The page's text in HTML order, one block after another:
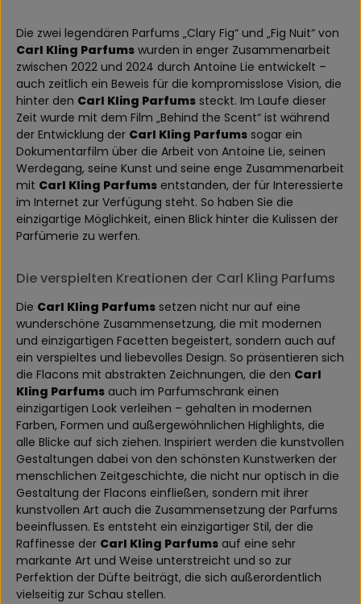
Die zwei legendären Parfums „Clary Fig“ und „Fig Nuit“ von
Carl Kling Parfums wurden in enger Zusammenarbeit
zwischen 2022 und 2024 durch Antoine Lie entwickelt –
auch zeitlich ein Beweis für die kompromisslose Vision, die
hinter den Carl Kling Parfums steckt. Im Laufe dieser
Zeit wurde mit dem Film „Behind the Scent“ ist während
der Entwicklung der Carl Kling Parfums sogar ein
Dokumentarfilm über die Arbeit von Antoine Lie, seinen
Werdegang, seine Kunst und seine enge Zusammenarbeit
mit Carl Kling Parfums entstanden, der für Interessierte
im Internet zur Verfügung steht. So haben Sie die
einzigartige Möglichkeit, einen Blick hinter die Kulissen der
Parfümerie zu werfen.
Die verspielten Kreationen der Carl Kling Parfums
Die Carl Kling Parfums setzen nicht nur auf eine
wunderschöne Zusammensetzung, die mit modernen
und einzigartigen Facetten begeistert, sondern auch auf
ein verspieltes und liebevolles Design. So präsentieren sich
die Flacons mit abstrakten Zeichnungen, die den Carl
Kling Parfums auch im Parfumschrank einen
einzigartigen Look verleihen – gehalten in modernen
Farben, Formen und außergewöhnlichen Highlights, die
alle Blicke auf sich ziehen. Inspiriert werden die kunstvollen
Gestaltungen dabei von den schönsten Kunstwerken der
menschlichen Zeitgeschichte, die nicht nur optisch in die
Gestaltung der Flacons einfließen, sondern mit ihrer
kunstvollen Art auch die Zusammensetzung der Parfums
beeinflussen. Es entsteht ein einzigartiger Stil, der die
Raffinesse der Carl Kling Parfums auf eine sehr
markante Art und Weise unterstreicht und so zur
Perfektion der Düfte beiträgt, die sich außerordentlich
vielseitig zur Schau stellen.